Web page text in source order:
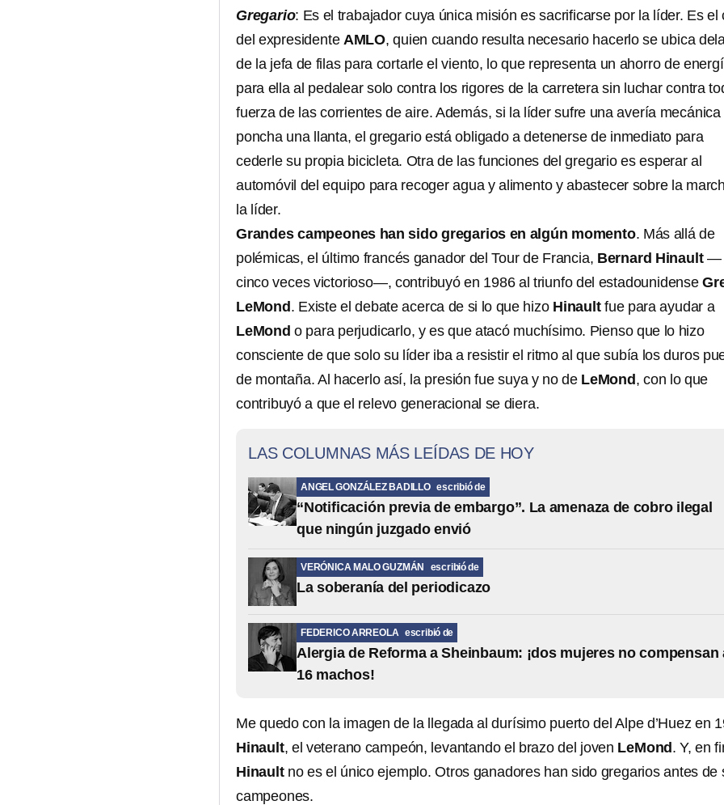
Gregario: Es el trabajador cuya única misión es sacrificarse por la líder. Es el
del expresidente AMLO, quien cuando resulta necesario hacerlo se ubica
de la jefa de filas para cortarle el viento, lo que representa un ahorro de
para ella al pedalear solo contra los rigores de la carretera sin luchar contra
fuerza de las corrientes de aire. Además, si la líder sufre una avería mecánica
poncha una llanta, el gregario está obligado a detenerse de inmediato para
cederle su propia bicicleta. Otra de las funciones del gregario es esperar al
automóvil del equipo para recoger agua y alimento y abastecer sobre la
la líder.
Grandes campeones han sido gregarios en algún momento. Más allá de
polémicas, el último francés ganador del Tour de Francia, Bernard Hinault—
cinco veces victorioso—, contribuyó en 1986 al triunfo del estadounidense
LeMond . Existe el debate acerca de si lo que hizo Hinaultfue para ayudar a
LeMond o para perjudicarlo, y es que atacó muchísimo. Pienso que lo hizo
consciente de que solo su líder iba a resistir el ritmo al que subía los duros
de montaña. Al hacerlo así, la presión fue suya y no de LeMond , con lo que
contribuyó a que el relevo generacional se diera.
LAS COLUMNAS MÁS LEÍDAS DE HOY
ANGEL GONZÁLEZ BADILLO escribió de
“Notificación previa de embargo”. La amenaza de cobro ilegal
que ningún juzgado envió
VERÓNICA MALO GUZMÁN escribió de
La soberanía del periodicazo
FEDERICO ARREOLA escribió de
Alergia de Reforma a Sheinbaum: ¡dos mujeres no compensan
16 machos!
Me quedo con la imagen de la llegada al durísimo puerto del Alpe d’Huez en
Hinault, el veterano campeón, levantando el brazo del joven LeMond . Y, en
Hinaultno es el único ejemplo. Otros ganadores han sido gregarios antes de
campeones.